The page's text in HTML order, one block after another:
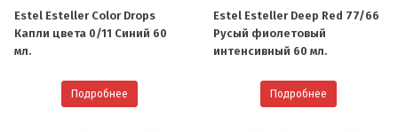
Estel Esteller Color Drops
Капли цвета 0/11 Синий 60
мл.
Подробнее
Estel Esteller Deep Red 77/66
Русый фиолетовый
интенсивный 60 мл.
Подробнее